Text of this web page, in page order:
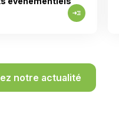
read_more
notre actualité